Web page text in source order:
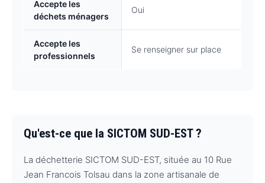
Accepte les
déchets ménagers
Oui
Accepte les
professionnels
Se renseigner sur place
Qu'est-ce que la SICTOM SUD-EST ?
La déchetterie SICTOM SUD-EST, située au 10 Rue
Jean Francois Tolsau dans la zone artisanale de